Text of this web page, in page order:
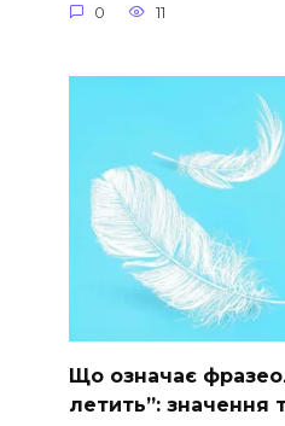
0 11
Що означає
летить”: значення